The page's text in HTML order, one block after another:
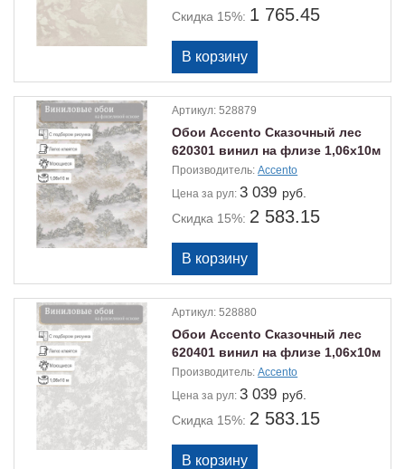
Скидка 15%: 1 765.45
Артикул:528879
Обои Accento Сказочный лес
620301 винил на флизе 1,06х10м
Производитель:Accento
Цена за рул:3 039 руб.
Скидка 15%: 2 583.15
Артикул:528880
Обои Accento Сказочный лес
620401 винил на флизе 1,06х10м
Производитель:Accento
Цена за рул:3 039 руб.
Скидка 15%: 2 583.15